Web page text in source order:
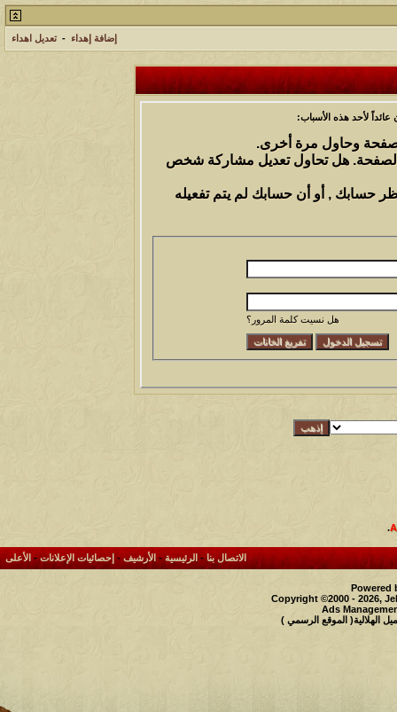
إضافة إهداء - تعديل اهداء
لأحد هذه الأسباب:
وحاول مرة أخرى.
الصفحة. هل تحاول تعديل مشاركة شخص
حسابك , أو أن حسابك لم يتم تفعيله
هل نسيت كلمة المرور؟
.
الاتصال بنا- الرئيسية-الأرشيف- إحصائيات الإعلانات- الأعلى
Powered
Copyright ©2000 - 2026,
Ads
الهلالية( الموقع الرسمي )